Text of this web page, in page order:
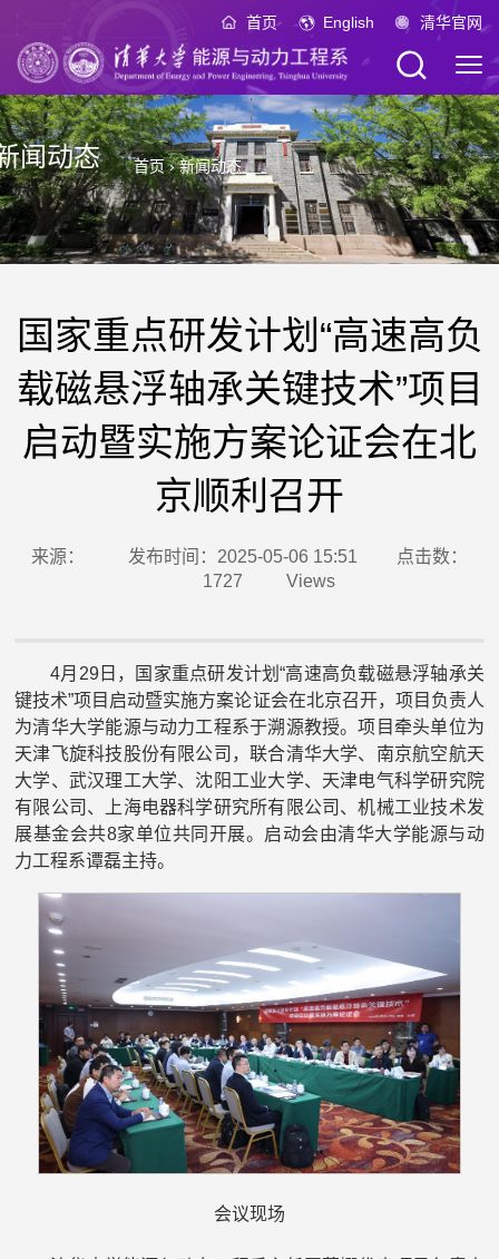
首页 English 清华官网
闻动态 首页›新闻动态
国家重点研发计划“高速高负
载磁悬浮轴承关键技术”项目
启动暨实施方案论证会在北
京顺利召开
来源： 发布时间：2025-05-06 15:51
点击数：
1727
Views
4月29日，国家重点研发计划“高速高负载磁悬浮轴承关
键技术”项目启动暨实施方案论证会在北京召开，项目负责人
为清华大学能源与动力工程系于溯源教授。项目牵头单位为
天津飞旋科技股份有限公司，联合清华大学、南京航空航天
大学、武汉理工大学、沈阳工业大学、天津电气科学研究院
有限公司、上海电器科学研究所有限公司、机械工业技术发
展基金会共8家单位共同开展。启动会由清华大学能源与动
力工程系谭磊主持。
会议现场